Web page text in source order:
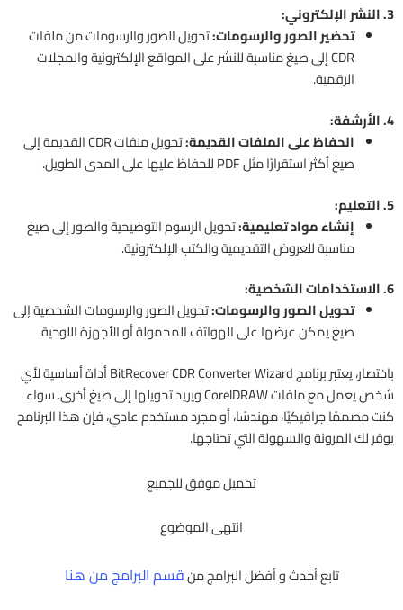
3. النشر الإلكتروني:
تحضير الصور والرسومات:تحويل الصور والرسومات من ملفات
CDR إلى صيغ مناسبة للنشر على المواقع الإلكترونية والمجلات
الرقمية.
4. الأرشفة:
الحفاظ على الملفات القديمة:
تحويل ملفات CDR القديمة إلى
صيغ أكثر استقرارًا مثل PDF للحفاظ عليها على المدى الطويل.
5. التعليم:
إنشاء مواد تعليمية:تحويل الرسوم التوضيحية والصور إلى صيغ
مناسبة للعروض التقديمية والكتب الإلكترونية.
6. الاستخدامات الشخصية:
تحويل الصور والرسومات:تحويل الصور والرسومات الشخصية إلى
صيغ يمكن عرضها على الهواتف المحمولة أو الأجهزة اللوحية.
باختصار، يعتبر برنامج BitRecover CDR Converter Wizard أداة أساسية لأي
شخص يعمل مع ملفات CorelDRAW ويريد تحويلها إلى صيغ أخرى. سواء
كنت مصممًا جرافيكيًا، مهندسًا، أو مجرد مستخدم عادي، فإن هذا البرنامج
يوفر لك المرونة والسهولة التي تحتاجها.
تحميل موفق للجميع
انتهى الموضوع
تابع أحدث و أفضل البرامج منقسم البرامج من هنا